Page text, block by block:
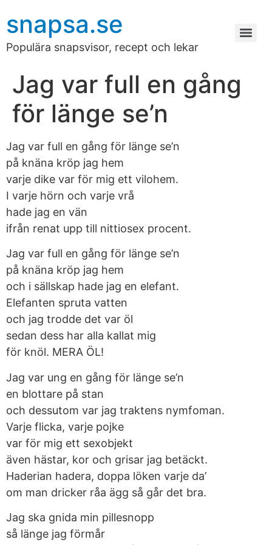
snapsa.se
Populära snapsvisor, recept och lekar
Jag var full en gång
för länge se’n
Jag var full en gång för länge se’n
på knäna kröp jag hem
varje dike var för mig ett vilohem.
I varje hörn och varje vrå
hade jag en vän
ifrån renat upp till nittiosex procent.
Jag var full en gång för länge se’n
på knäna kröp jag hem
och i sällskap hade jag en elefant.
Elefanten spruta vatten
och jag trodde det var öl
sedan dess har alla kallat mig
för knöl. MERA ÖL!
Jag var ung en gång för länge se’n
en blottare på stan
och dessutom var jag traktens nymfoman.
Varje flicka, varje pojke
var för mig ett sexobjekt
även hästar, kor och grisar jag betäckt.
Haderian hadera, doppa löken varje da’
om man dricker råa ägg så går det bra.
Jag ska gnida min pillesnopp
så länge jag förmår